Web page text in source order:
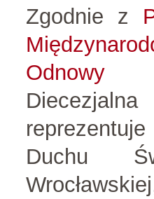
Zgodnie z
Odnowy
Duchu